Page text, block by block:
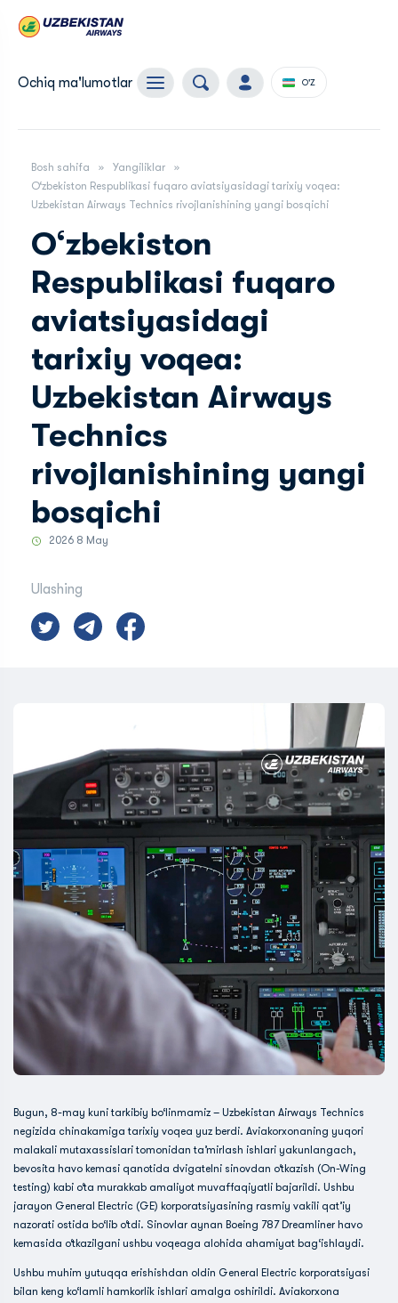
Ochiq ma'lumotlar O'Z
Bosh sahifa
Yangiliklar
O‘zbekiston Respublikasi fuqaro aviatsiyasidagi tarixiy voqea:
Uzbekistan Airways Technics rivojlanishining yangi bosqichi
O‘zbekiston
Respublikasi fuqaro
aviatsiyasidagi
tarixiy voqea:
Uzbekistan Airways
Technics
rivojlanishining yangi
bosqichi
2026 8 May
Ulashing
Bugun, 8-may kuni tarkibiy bo‘linmamiz – Uzbekistan Airways Technics
negizida chinakamiga tarixiy voqea yuz berdi. Aviakorxonaning yuqori
malakali mutaxassislari tomonidan ta’mirlash ishlari yakunlangach,
bevosita havo kemasi qanotida dvigatelni sinovdan o‘tkazish (On-Wing
testing) kabi o‘ta murakkab amaliyot muvaffaqiyatli bajarildi. Ushbu
jarayon General Electric (GE) korporatsiyasining rasmiy vakili qat’iy
nazorati ostida bo‘lib o‘tdi. Sinovlar aynan Boeing 787 Dreamliner havo
kemasida o‘tkazilgani ushbu voqeaga alohida ahamiyat bag‘ishlaydi.
Ushbu muhim yutuqqa erishishdan oldin General Electric korporatsiyasi
bilan keng ko‘lamli hamkorlik ishlari amalga oshirildi. Aviakorxona